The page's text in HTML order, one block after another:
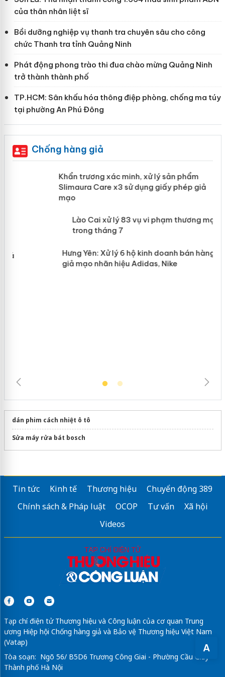
A
của thân nhân liệt sĩ
Bồi dưỡng nghiệp vụ thanh tra chuyên sâu cho công
chức Thanh tra tỉnh Quảng Ninh
Phát động phong trào thi đua chào mừng Quảng Ninh
trở thành thành phố
TP.HCM: Sân khấu hóa thông điệp phòng, chống ma túy
tại phường An Phú Đông
Chống hàng giả
Khẩn trương xác minh, xử lý sản phẩm
Slimaura Care x3 sử dụng giấy phép
giả mạo
mại trong tháng 7
dán phim cách nhiệt ô tô
Sửa máy rửa bát bosch
Tin tức Kinh tế Thương hiệu
Chuyển động 389
Chính sách & Pháp luật
OCOP Tư vấn
Xã hội
Videos
Tạp chí điện tử Thương hiệu và Công luận của cơ quan Trung
ương Hiệp hội Chống hàng giả và Bảo vệ Thương hiệu Việt Nam
(Vatap)
Tòa soạn: Ngõ 56/ B5D6 Trương Công Giai - Phường Cầu Giấy -
Thành phố Hà Nội